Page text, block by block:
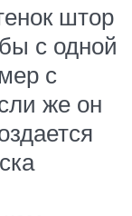
штор
с одной
с
же он